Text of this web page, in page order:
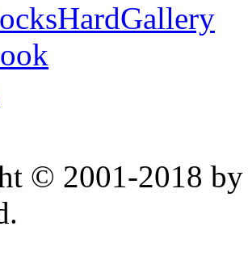
© 2001-2018